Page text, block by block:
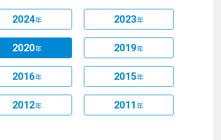
2024年 2023年
2020年 2019年
2016年 2015年
2012年 2011 年